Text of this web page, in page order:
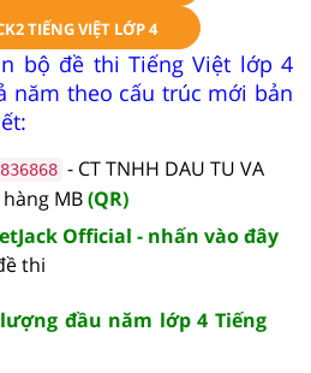
TIẾNG VIỆT LỚP 4
bộ đề thi Tiếng Việt lớp 4
năm theo cấu trúc mới bản
- CT TNHH DAU TU VA
hàng MB(QR)
Official - nhấn vào đây
thi
đầu năm lớp 4 Tiếng